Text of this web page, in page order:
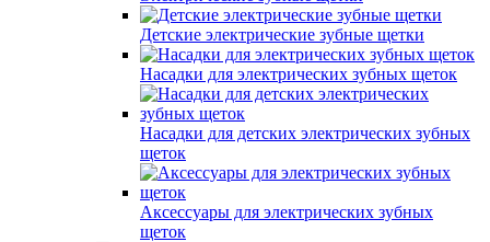
Детские электрические зубные щетки
Насадки для электрических зубных щеток
Насадки для детских электрических зубных
щеток
Аксессуары для электрических зубных
щеток